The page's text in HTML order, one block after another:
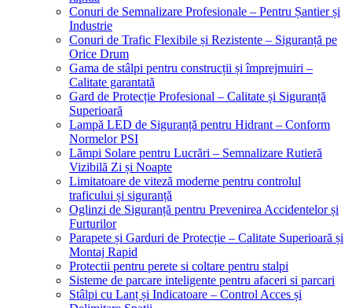
Conuri de Semnalizare Profesionale – Pentru Șantier și
Industrie
Conuri de Trafic Flexibile și Rezistente – Siguranță pe
Orice Drum
Gama de stâlpi pentru construcții și împrejmuiri –
Calitate garantată
Gard de Protecție Profesional – Calitate și Siguranță
Superioară
Lampă LED de Siguranță pentru Hidrant – Conform
Normelor PSI
Lămpi Solare pentru Lucrări – Semnalizare Rutieră
Vizibilă Zi și Noapte
Limitatoare de viteză moderne pentru controlul
traficului și siguranță
Oglinzi de Siguranță pentru Prevenirea Accidentelor și
Furturilor
Parapete și Garduri de Protecție – Calitate Superioară și
Montaj Rapid
Protectii pentru perete si coltare pentru stalpi
Sisteme de parcare inteligente pentru afaceri si parcari
Stâlpi cu Lanț și Indicatoare – Control Acces și